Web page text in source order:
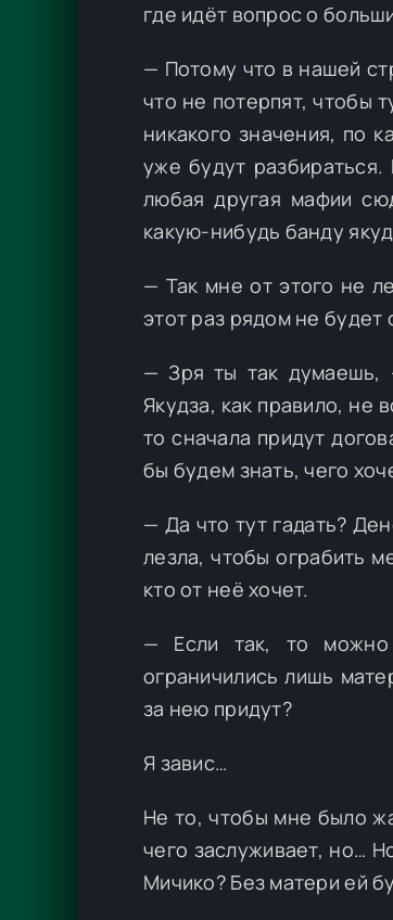
где идёт вопрос о
— Потому что в нашей
что не потерпят, чтобы
никакого значения, по
уже будут разбираться.
любая другая мафии
какую-нибудь банду
— Так мне от этого не
этот раз рядом не
— Зря ты так думаешь,
Якудза, как правило, не
то сначала придут
бы будем знать, чего
— Да что тут гадать?
лезла, чтобы ограбить
кто от неё хочет.
— Если так, то можно
ограничились лишь
за нею придут?
Я завис…
Не то, чтобы мне было
чего заслуживает, но…
Мичико? Без матери ей